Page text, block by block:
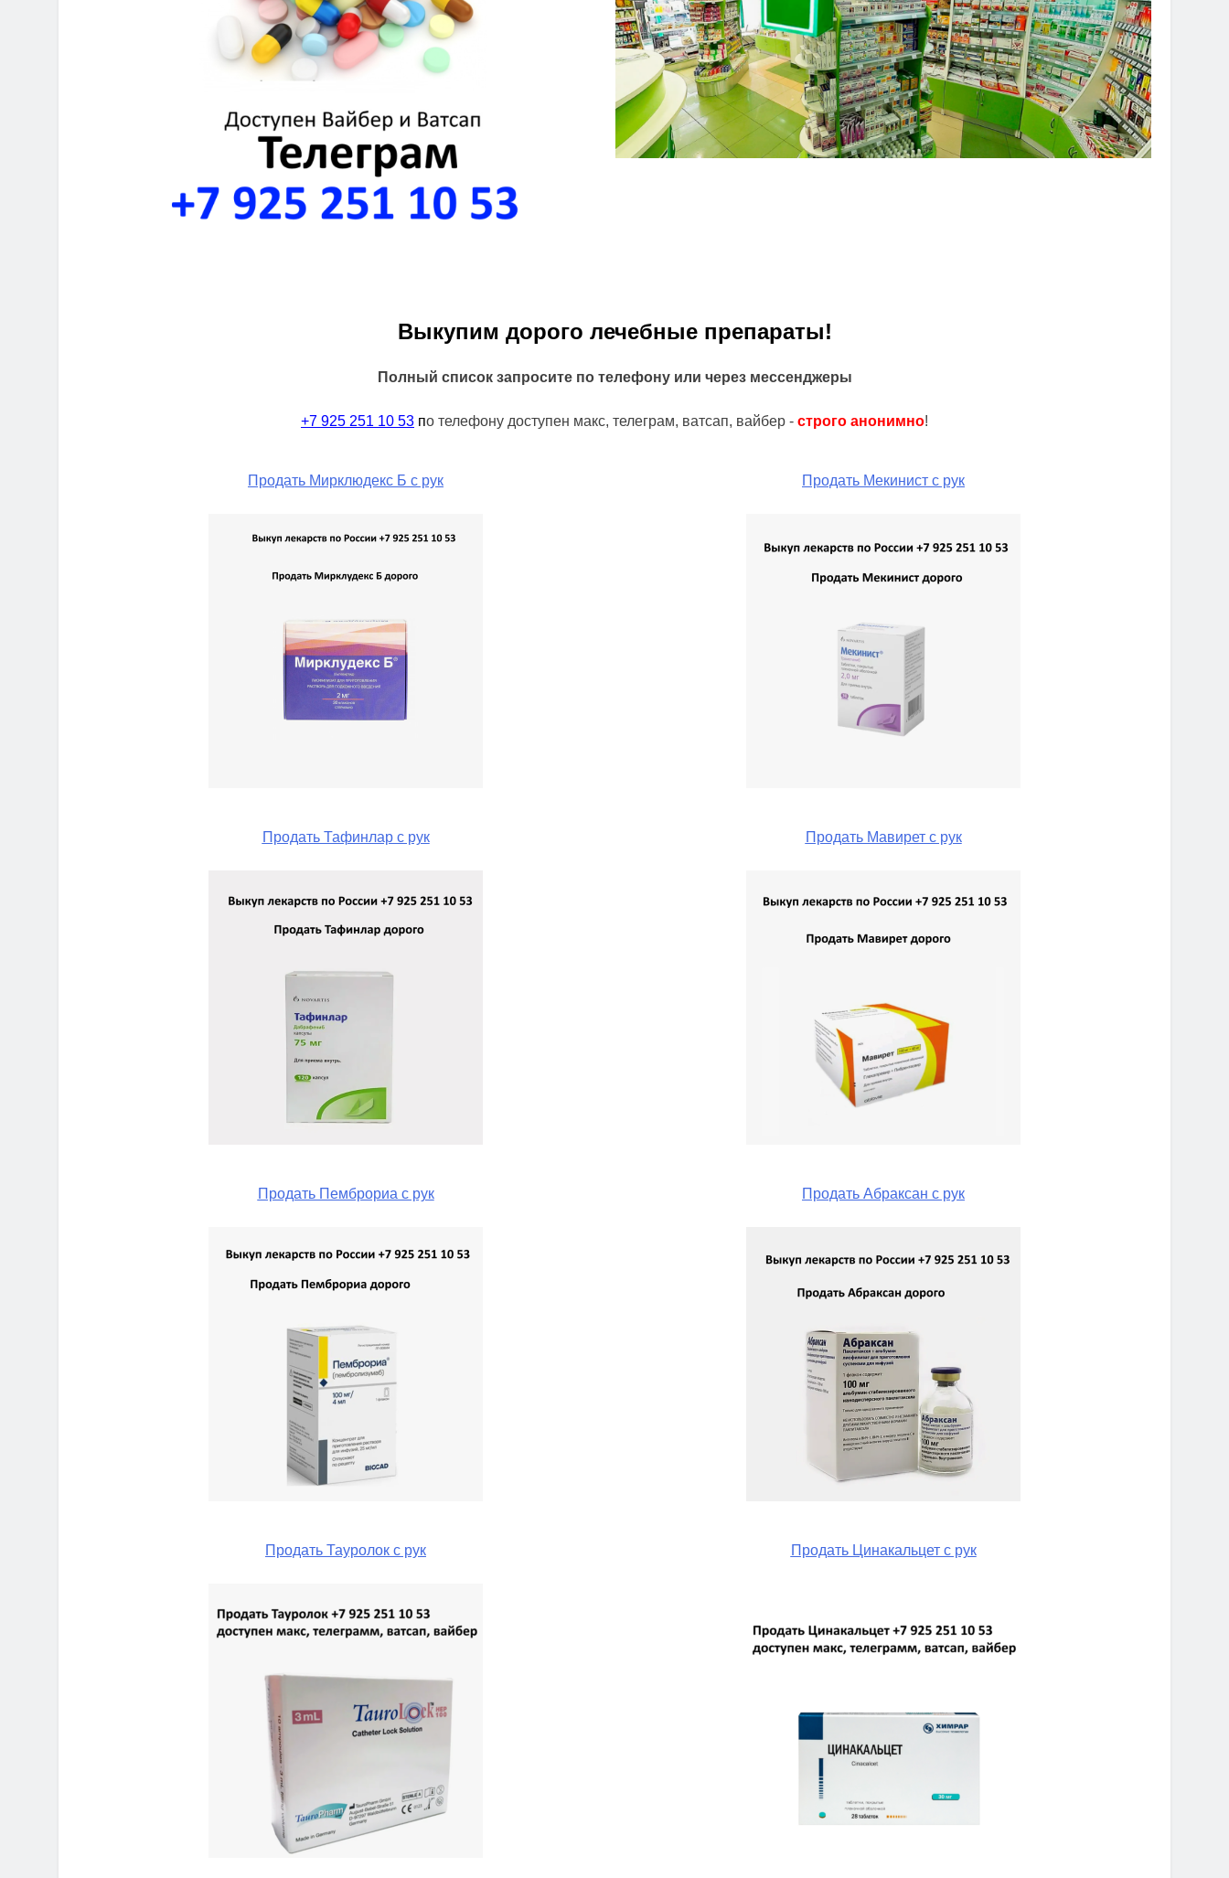
Выкупим дорого лечебные препараты!
Полный список запросите по телефону или через мессенджеры
+7 925 251 10 53 по телефону доступен макс, телеграм, ватсап, вайбер - строго анонимно!
Продать Мирклюдекс Б с рук Продать Мекинист с рук
Продать Тафинлар с рук Продать Мавирет с рук
Продать Пемброриа с рук Продать Абраксан с рук
Продать Тауролок с рук Продать Цинакальцет с рук